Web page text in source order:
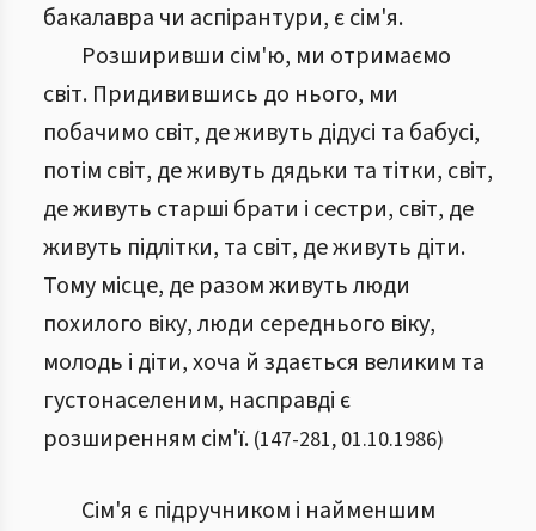
бакалавра чи аспірантури, є сім'я.
Розширивши сім'ю, ми отримаємо
світ. Придивившись до нього, ми
побачимо світ, де живуть дідусі та бабусі,
потім світ, де живуть дядьки та тітки, світ,
де живуть старші брати і сестри, світ, де
живуть підлітки, та світ, де живуть діти.
Тому місце, де разом живуть люди
похилого віку, люди середнього віку,
молодь і діти, хоча й здається великим та
густонаселеним, насправді є
розширенням сім'ї. (147-281, 01.10.1986)
Сім'я є підручником і найменшим